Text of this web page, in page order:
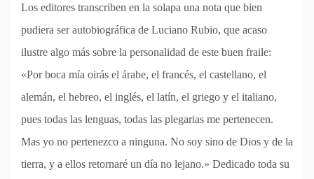
Los editores transcriben en la solapa una nota que bien
pudiera ser autobiográfica de Luciano Rubio, que acaso
ilustre algo más sobre la personalidad de este buen fraile:
«Por boca mía oirás el árabe, el francés, el castellano, el
alemán, el hebreo, el inglés, el latín, el griego y el italiano,
pues todas las lenguas, todas las plegarias me pertenecen.
Mas yo no pertenezco a ninguna. No soy sino de Dios y de la
tierra, y a ellos retornaré un día no lejano.» Dedicado toda su